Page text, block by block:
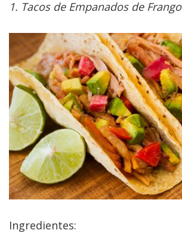
1. Tacos de Empanados de Frango
Ingredientes: